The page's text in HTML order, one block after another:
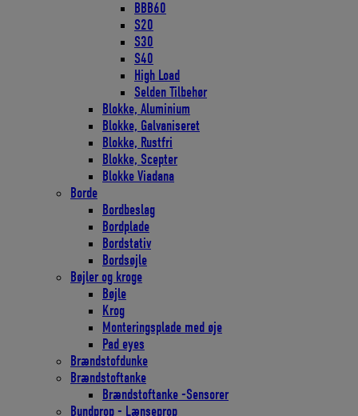
BBB60
S20
S30
S40
High Load
Selden Tilbehør
Blokke, Aluminium
Blokke, Galvaniseret
Blokke, Rustfri
Blokke, Scepter
Blokke Viadana
Borde
Bordbeslag
Bordplade
Bordstativ
Bordsøjle
Bøjler og kroge
Bøjle
Krog
Monteringsplade med øje
Pad eyes
Brændstofdunke
Brændstoftanke
Brændstoftanke -Sensorer
Bundprop - Lænseprop